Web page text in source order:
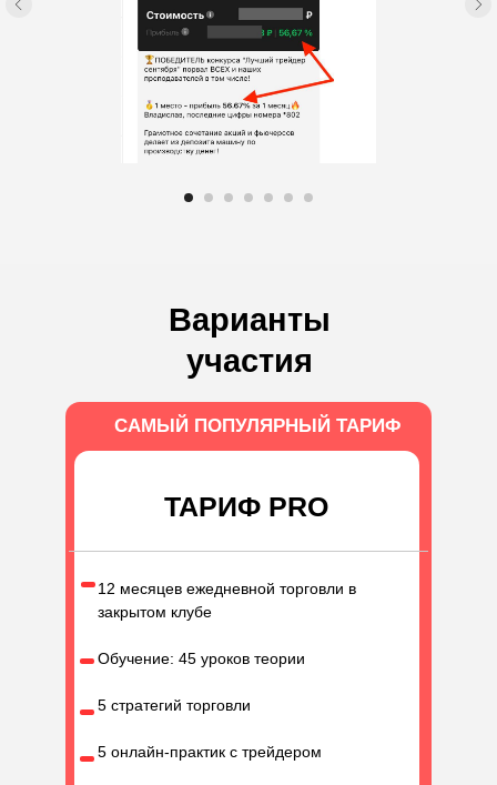
Варианты
участия
ТАРИФ PRO
12 месяцев ежедневной торговли в
закрытом клубе
Обучение: 45 уроков теории
5 стратегий торговли
5 онлайн-практик с трейдером
САМЫЙ ПОПУЛЯРНЫЙ ТАРИФ